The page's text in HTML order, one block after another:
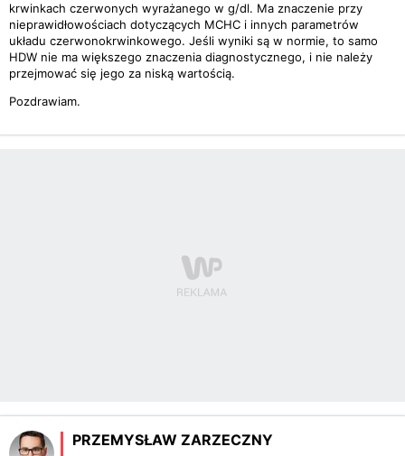
krwinkach czerwonych wyrażanego w g/dl. Ma znaczenie przy
nieprawidłowościach dotyczących MCHC i innych parametrów
układu czerwonokrwinkowego. Jeśli wyniki są w normie, to samo
HDW nie ma większego znaczenia diagnostycznego, i nie należy
przejmować się jego za niską wartością.
Pozdrawiam.
PRZEMYSŁAW ZARZECZNY